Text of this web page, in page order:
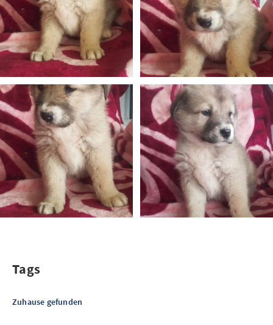
Tags
Zuhause gefunden